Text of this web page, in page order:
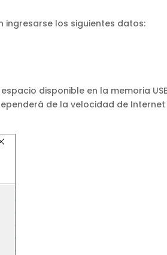
ingresarse los siguientes datos:
disponible en la memoria
de la velocidad de Internet